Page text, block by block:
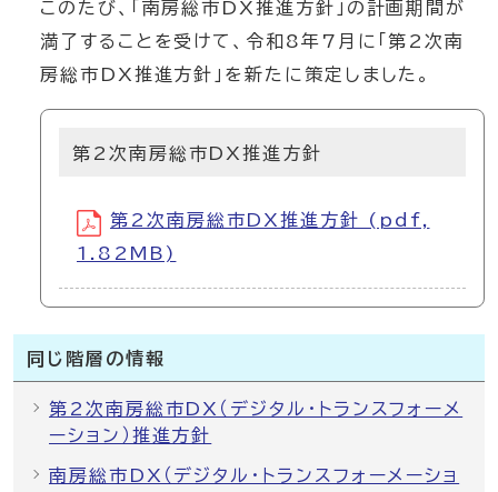
このたび、「南房総市DX推進方針」の計画期間が
満了することを受けて、令和8年7月に「第2次南
房総市DX推進方針」を新たに策定しました。
第2次南房総市DX推進方針
第2次南房総市DX推進方針 (pdf,
1.82MB)
同じ階層の情報
第2次南房総市DX（デジタル・トランスフォーメ
ーション）推進方針
南房総市DX（デジタル・トランスフォーメーショ